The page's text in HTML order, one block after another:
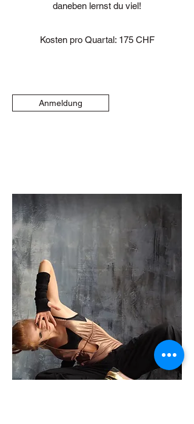
daneben lernst du viel!
Kosten pro Quartal: 175 CHF
Anmeldung